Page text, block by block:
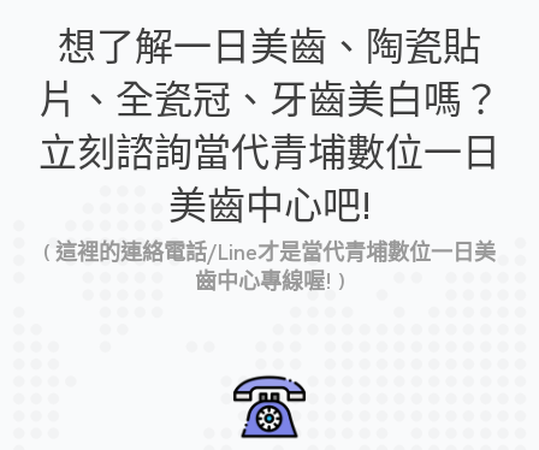
想了解一日美齒、陶瓷貼
片、全瓷冠、牙齒美白嗎？
立刻諮詢當代青埔數位一日
美齒中心吧!
( 這裡的連絡電話/Line才是當代青埔數位一日美
齒中心專線喔! )